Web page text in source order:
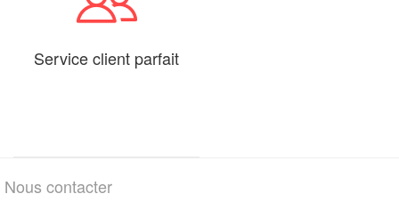
Service client parfait
Nous contacter